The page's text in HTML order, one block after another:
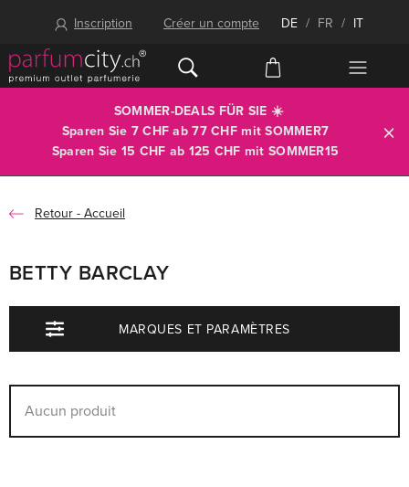
Inscription Créer un compte DE / FR / IT
SOMMER-DEALS FÜR SIE ☀️
Sparen Sie 7 CHF ab 77 CHF mitSOMMER7
Sparen Sie 15 CHF ab 125 CHF mit SOMMER15
Accueil
BETTY BARCLAY
MARQUES ET PARAMÈTRES
Aucun produit